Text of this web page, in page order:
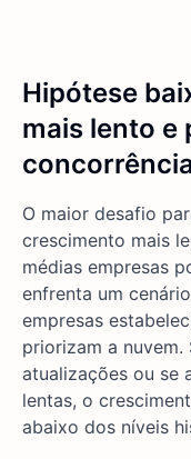
Hipótese
mais lento e
O maior desafio
crescimento mais
médias empresas
enfrenta um
empresas
priorizam a nuvem.
atualizações ou se
lentas, o
abaixo dos níveis